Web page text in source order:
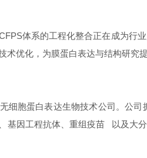
体系的工程化整合正在成为行
术优化，为膜蛋白表达与结构研究
细胞蛋白表达生物技术公司。公
基因工程抗体、 重组疫苗
以及大